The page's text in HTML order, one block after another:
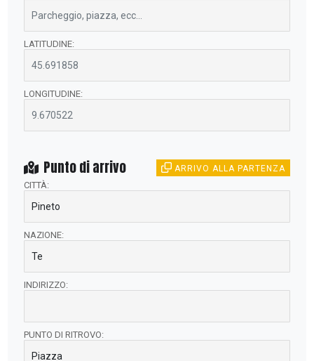
LATITUDINE:
LONGITUDINE:
Punto di arrivo ARRIVO ALLA PARTENZA
CITTÀ:
NAZIONE:
INDIRIZZO:
PUNTO DI RITROVO: